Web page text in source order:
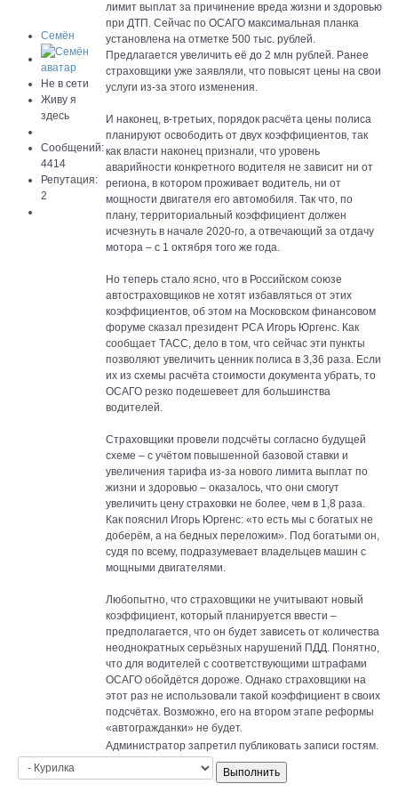
Семён
Не в сети
Живу я
здесь
Сообщений:
4414
Репутация:
2
лимит выплат за причинение вреда жизни и здоровью
при ДТП. Сейчас по ОСАГО максимальная планка
установлена на отметке 500 тыс. рублей.
Предлагается увеличить её до 2 млн рублей. Ранее
страховщики уже заявляли, что повысят цены на свои
услуги из-за этого изменения.
И наконец, в-третьих, порядок расчёта цены полиса
планируют освободить от двух коэффициентов, так
как власти наконец признали, что уровень
аварийности конкретного водителя не зависит ни от
региона, в котором проживает водитель, ни от
мощности двигателя его автомобиля. Так что, по
плану, территориальный коэффициент должен
исчезнуть в начале 2020-го, а отвечающий за отдачу
мотора – с 1 октября того же года.
Но теперь стало ясно, что в Российском союзе
автостраховщиков не хотят избавляться от этих
коэффициентов, об этом на Московском финансовом
форуме сказал президент РСА Игорь Юргенс. Как
сообщает ТАСС, дело в том, что сейчас эти пункты
позволяют увеличить ценник полиса в 3,36 раза. Если
их из схемы расчёта стоимости документа убрать, то
ОСАГО резко подешевеет для большинства
водителей.
Страховщики провели подсчёты согласно будущей
схеме – с учётом повышенной базовой ставки и
увеличения тарифа из-за нового лимита выплат по
жизни и здоровью – оказалось, что они смогут
увеличить цену страховки не более, чем в 1,8 раза.
Как пояснил Игорь Юргенс: «то есть мы с богатых не
доберём, а на бедных переложим». Под богатыми он,
судя по всему, подразумевает владельцев машин с
мощными двигателями.
Любопытно, что страховщики не учитывают новый
коэффициент, который планируется ввести –
предполагается, что он будет зависеть от количества
неоднократных серьёзных нарушений ПДД. Понятно,
что для водителей с соответствующими штрафами
ОСАГО обойдётся дороже. Однако страховщики на
этот раз не использовали такой коэффициент в своих
подсчётах. Возможно, его на втором этапе реформы
«автогражданки» не будет.
Администратор запретил публиковать записи гостям.